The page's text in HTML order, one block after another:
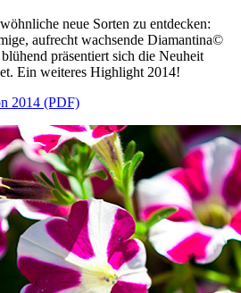
neue Sorten zu entdecken:
aufrecht wachsende Diamantina©
präsentiert sich die Neuheit
Ein weiteres Highlight 2014!
2014 (PDF)